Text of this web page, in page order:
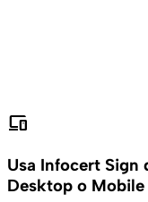
devices
Usa Infocert Sign
Desktop o Mobile